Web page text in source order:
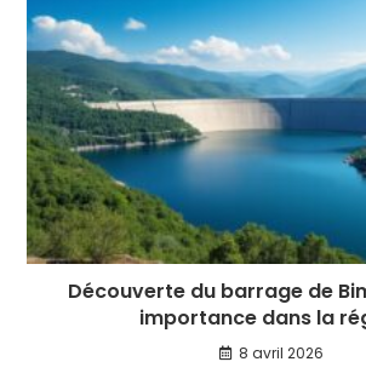
Découverte du barrage de
importance dans la
8 avril 2026